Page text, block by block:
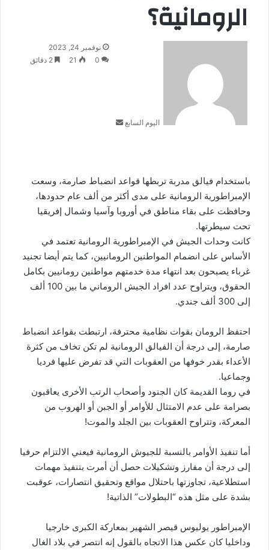
الرومانية؟
اليوم السابع
أرسل
بريدا
نوفمبر 24, 2023
0
21
باستخدام فيالق مدربة تربطها قواعد انضباط صارمة، وسعت
الإمبراطورية الرومانية على مدى أكثر من ألف عام حدودها،
وحافظت على بقاء مناطق في أوروبا وآسيا وشمال إفريقيا
تحت سيطرتها.
كانت وحدات الجيش في الإمبراطورية الرومانية تعتمد في
الأساس على انضمام المواطنين الرومانيين، كما يتم أيضا تجنيد
غرباء يصبحون بعد انتهاء مدة خدمتهم مواطنين رومانيين بكامل
الحقوق، ويتراوح عدد افراد الجيش الروماني ما بين 100 ألف
إلى 300 ألف جندي.
احتفظ الرومان بقوات نظامية محترفة، ارتبطت بقواعد انضباط
صارمة، إلى درجة أن الفيالق الرومانية لم تكن تخاف من كثرة
الأعداء بقدر خوفها من العقوبات التي قد تفرض عليها فرديا
وجماعيا.
في روما القديمة كان الجنود وأصحاب الرتب الأخرى يعاقبون
بصرامة على عدم الامتثال للأوامر أو الجبن أو الهروب من
المعركة، وتتراوح العقوبات بين الجلد والموت!
أما تنفيذ الأوامر بالنسبة للجيوش الرومانية فيعني الالتزام حرفيا
إلى درجة أن مفارز وتشكيلات حصل أن أمرت بتنفيذ مهمات
استطلاعية، تجاوزتها باحتلال مواقع وتحقيق انتصارات، عوقبت
بشدة على مثل هذه “البطولات” الذاتية!
الإمبراطور يوليوس قيصر الشهير بمعاركة الكبرى خارجيا
وداخليا كان عكس هذا الاتجاه بالقول إنه انتصر في بلاد الغال